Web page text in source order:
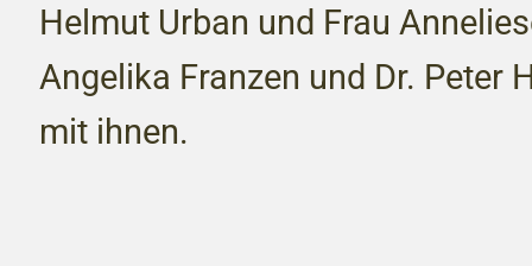
Helmut Urban und Frau
Angelika Franzen und Dr. Peter
mit ihnen.